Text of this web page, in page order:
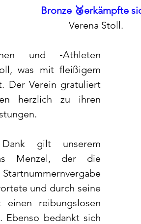
Bronze 🥉erkämpfte
Verena Stoll.
und ‑Athleten
was mit fleißigem
Der Verein gratuliert
herzlich zu ihren
gilt unserem
Menzel, der die
und durch seine
einen reibungslosen
Ebenso bedankt sich